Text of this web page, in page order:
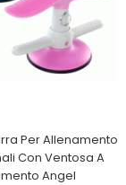
dei peli è
..
Per Allenamento
Con Ventosa A
Angel